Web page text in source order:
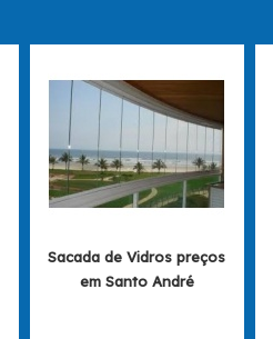
Sacada de Vidros preços
em Santo André